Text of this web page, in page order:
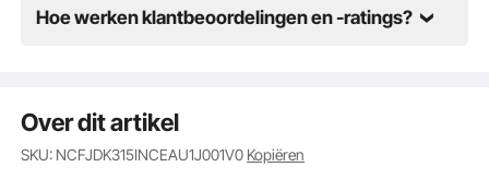
Hoe werken klantbeoordelingen en -ratings?
Over dit artikel
SKU: NCFJDK315INCEAU1J001V0 Kopiëren